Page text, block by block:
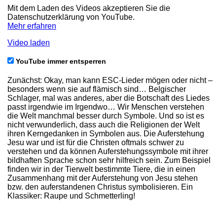
Mit dem Laden des Videos akzeptieren Sie die
Datenschutzerklärung von YouTube.
Mehr erfahren
Video laden
YouTube immer entsperren
Zunächst: Okay, man kann ESC-Lieder mögen oder nicht –
besonders wenn sie auf flämisch sind… Belgischer
Schlager, mal was anderes, aber die Botschaft des Liedes
passt irgendwie im Irgendwo… Wir Menschen verstehen
die Welt manchmal besser durch Symbole. Und so ist es
nicht verwunderlich, dass auch die Religionen der Welt
ihren Kerngedanken in Symbolen aus. Die Auferstehung
Jesu war und ist für die Christen oftmals schwer zu
verstehen und da können Auferstehungssymbole mit ihrer
bildhaften Sprache schon sehr hilfreich sein. Zum Beispiel
finden wir in der Tierwelt bestimmte Tiere, die in einen
Zusammenhang mit der Auferstehung von Jesu stehen
bzw. den auferstandenen Christus symbolisieren. Ein
Klassiker: Raupe und Schmetterling!